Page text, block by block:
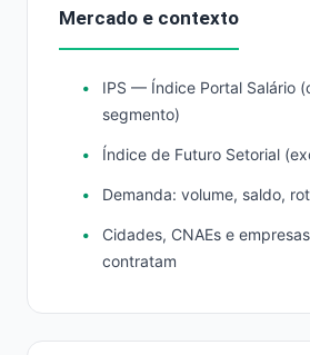
Mercado e contexto
IPS — Índice Portal Salário
segmento)
Índice de Futuro Setorial
Demanda: volume, saldo,
Cidades, CNAEs e
contratam